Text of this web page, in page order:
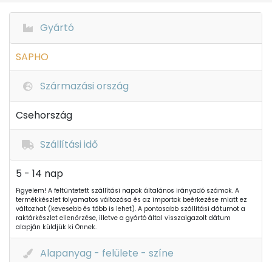
Gyártó
SAPHO
Származási ország
Csehország
Szállítási idő
5 - 14 nap
Figyelem! A feltüntetett szállítási napok általános irányadó számok. A
termékkészlet folyamatos változása és az importok beérkezése miatt ez
változhat (kevesebb és több is lehet). A pontosabb szállítási dátumot a
raktárkészlet ellenőrzése, illetve a gyártó által visszaigazolt dátum
alapján küldjük ki Önnek.
Alapanyag - felülete - színe